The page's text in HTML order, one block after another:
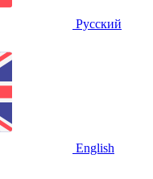
Русский
English